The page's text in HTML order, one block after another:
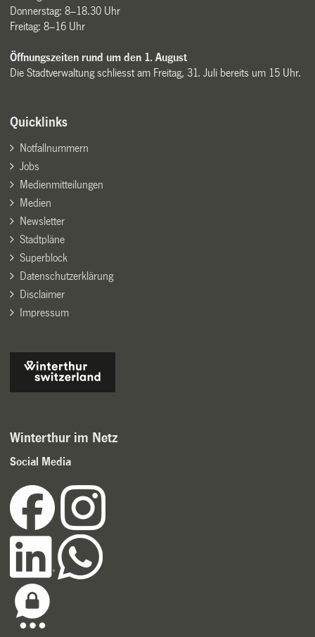
Donnerstag: 8–18.30 Uhr
Freitag: 8–16 Uhr
Öffnungszeiten rund um den 1. August
Die Stadtverwaltung schliesst am Freitag, 31. Juli bereits um 15 Uhr.
Quicklinks
Notfallnummern
Jobs
Medienmitteilungen
Medien
Newsletter
Stadtpläne
Superblock
Datenschutzerklärung
Disclaimer
Impressum
Winterthur im Netz
Social Media